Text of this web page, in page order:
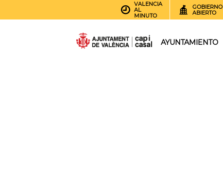
VALENCIA
AL
MINUTO
GOBIERNO
ABIERTO
AYUNTAMIENTO